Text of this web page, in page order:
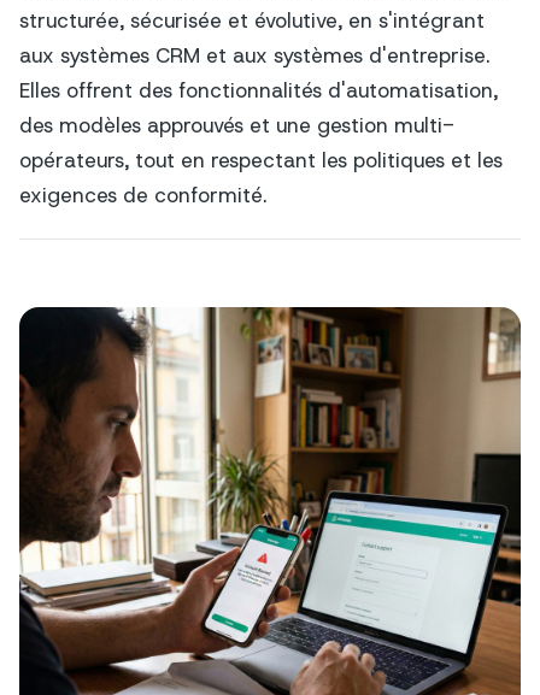
structurée, sécurisée et évolutive, en s'intégrant
aux systèmes CRM et aux systèmes d'entreprise.
Elles offrent des fonctionnalités d'automatisation,
des modèles approuvés et une gestion multi-
opérateurs, tout en respectant les politiques et les
exigences de conformité.